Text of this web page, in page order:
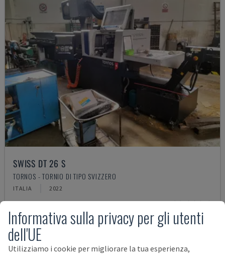
SWISS DT 26 S
TORNOS - TORNIO DI TIPO SVIZZERO
ITALIA 2022
98.000 €
Informativa sulla privacy per gli utenti
dell'UE
Utilizziamo i cookie per migliorare la tua esperienza,